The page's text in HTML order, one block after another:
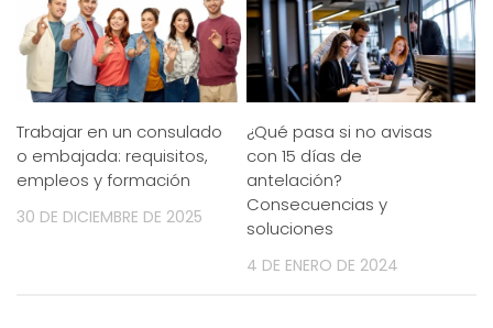
Trabajar en un consulado
o embajada: requisitos,
empleos y formación
30 DE DICIEMBRE DE 2025
¿Qué pasa si no avisas
con 15 días de
antelación?
Consecuencias y
soluciones
4 DE ENERO DE 2024